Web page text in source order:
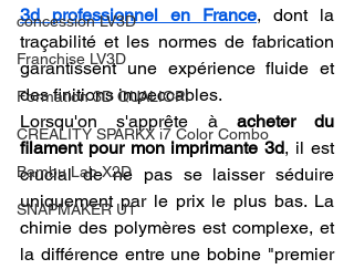
concession LV3D
Franchise LV3D
Formation 3D QUALIOPI
CREALITY SPARKX i7 Color Combo
Bambu Lab X2D
SNAPMAKER U1
3d professionnel en France, dont la
traçabilité et les normes de fabrication
garantissent une expérience fluide et
des finitions impeccables.
Lorsqu'on s'apprête à acheter du
filament pour mon imprimante 3d, il est
crucial de ne pas se laisser séduire
uniquement par le prix le plus bas. La
chimie des polymères est complexe, et
la différence entre une bobine "premier